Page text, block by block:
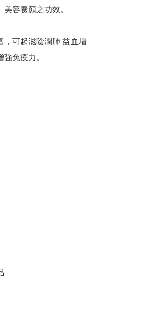
容養顏之功效。
，可起滋陰潤肺 益血增
免疫力。